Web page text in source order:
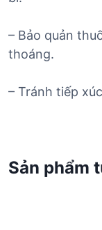
– Bảo quản
thoáng.
– Tránh tiếp
Sản phẩm